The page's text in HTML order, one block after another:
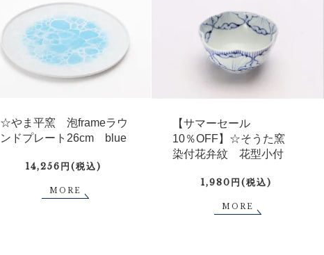
☆やま平窯 泡frameラウ
ンドプレート26cm blue
14,256円(税込)
MORE
【サマーセール
10％OFF】☆そうた窯
染付花弁紋 花型小付
1,980円(税込)
MORE